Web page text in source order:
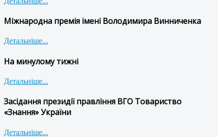
Міжнародна премія імені Володимира Винниченка
Детальніше...
На минулому тижні
Детальніше...
Засідання президії правління ВГО Товариство
«Знання» України
Детальніше...